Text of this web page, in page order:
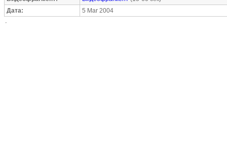
Дата:
5 Mar 2004